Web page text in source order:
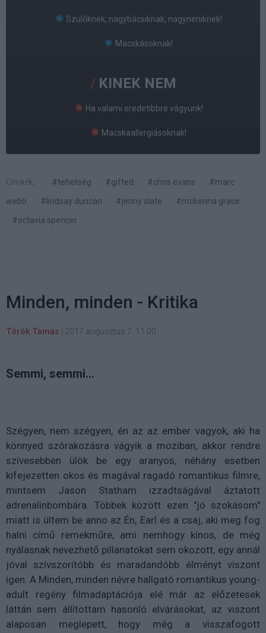
Szülőknek, nagybácsiknak, nagynéniknek!
Macskásoknak!
KINEK NEM
Ha valami eredetibbre vágyunk!
Macskaallergiásoknak!
Címkék: #tehetség #gifted #chris evans
#marc
webb
#lindsay duncan #jenny slate
#mckenna grace
#octavia spencer
Minden, minden - Kritika
Török Tamás 2017 augusztus 7. 11:00
Semmi, semmi...
Szégyen, nem szégyen, én az az ember vagyok, aki ha
könnyed szórakozásra vágyik a moziban, akkor rendre
szívesebben ülök be egy aranyos, néhány esetben
kifejezetten okos és magával ragadó romantikus filmre,
mintsem Jason Statham izzadtságával áztatott
adrenalinbombára. Többek között ezen "jó szokásom"
miatt is ültem be anno az Én, Earl és a csaj, aki meg fog
halni című remekműre, ami nemhogy kínos, de még
nyálasnak nevezhető pillanatokat sem okozott, egy annál
jóval szívszorítóbb és maradandóbb élményt viszont
igen. A Minden, minden névre hallgató romantikus young-
adult regény filmadaptációja elé már az előzetesek
láttán sem állítottam hasonló elvárásokat, az viszont
alaposan meglepett, hogy még a visszafogott